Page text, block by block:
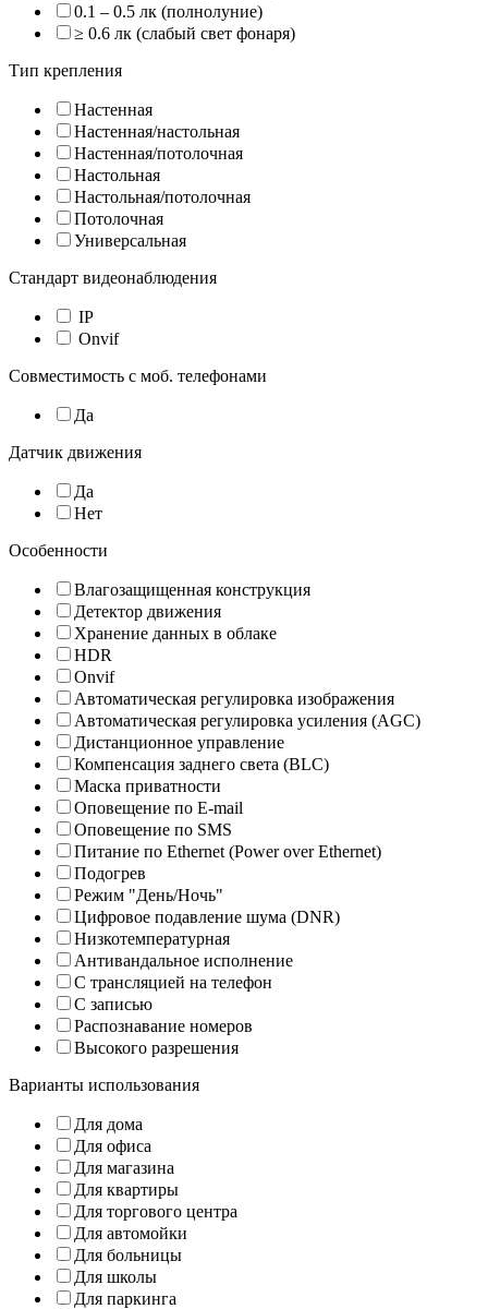
0.1 – 0.5 лк (полнолуние)
≥ 0.6 лк (слабый свет фонаря)
Тип крепления
Настенная
Настенная/настольная
Настенная/потолочная
Настольная
Настольная/потолочная
Потолочная
Универсальная
Стандарт видеонаблюдения
IP
Onvif
Совместимость с моб. телефонами
Да
Датчик движения
Да
Нет
Особенности
Влагозащищенная конструкция
Детектор движения
Хранение данных в облаке
HDR
Onvif
Автоматическая регулировка изображения
Автоматическая регулировка усиления (AGC)
Дистанционное управление
Компенсация заднего света (BLC)
Маска приватности
Оповещение по E-mail
Оповещение по SMS
Питание по Ethernet (Power over Ethernet)
Подогрев
Режим "День/Ночь"
Цифровое подавление шума (DNR)
Низкотемпературная
Антивандальное исполнение
С трансляцией на телефон
С записью
Распознавание номеров
Высокого разрешения
Варианты использования
Для дома
Для офиса
Для магазина
Для квартиры
Для торгового центра
Для автомойки
Для больницы
Для школы
Для паркинга